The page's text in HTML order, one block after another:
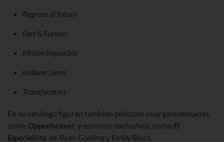
Regreso al futuro
Fast & Furious
Misión Imposible
Indiana Jones
Transformers
En su catálogo figuran también películas muy galardonadas,
como Oppenheimer, y estrenos exclusivos, como El
Especialista, de Ryan Gosling y Emily Blunt.